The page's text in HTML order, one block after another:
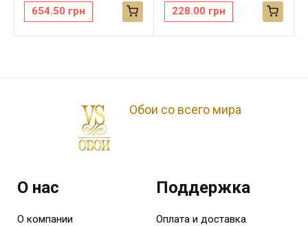
654.50 грн
228.00 грн
Обои со всего мира
О нас
О компании
Поддержка
Оплата и доставка